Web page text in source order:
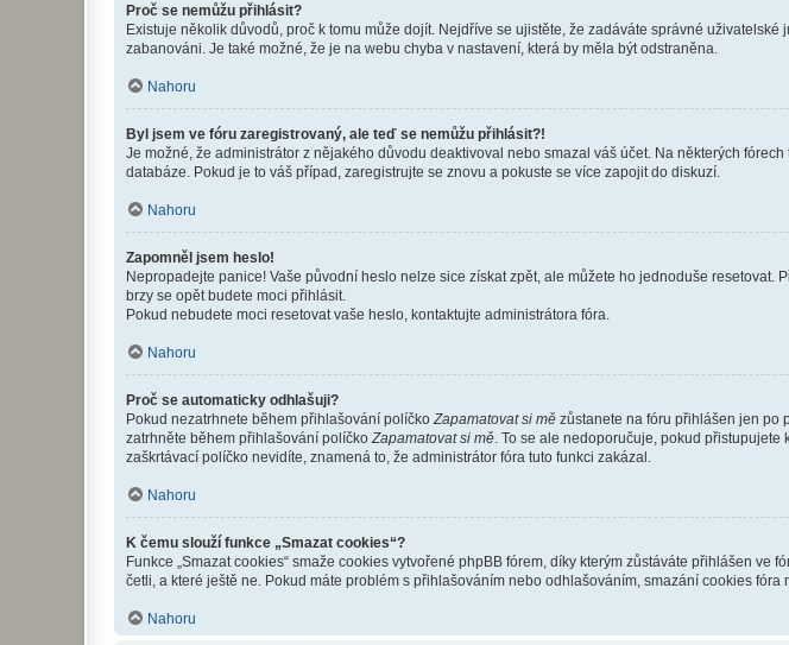
Proč se nemůžu přihlásit?
Existuje několik důvodů, proč k tomu může dojít. Nejdříve se ujistěte, že zadáváte správné
zabanováni. Je také možné, že je na webu chyba v nastavení, která by měla být odstraněna.
Nahoru
Byl jsem ve fóru zaregistrovaný, ale teď se nemůžu přihlásit?!
Je možné, že administrátor z nějakého důvodu deaktivoval nebo smazal váš účet. Na některých
databáze. Pokud je to váš případ, zaregistrujte se znovu a pokuste se více zapojit do diskuzí.
Nahoru
Zapomněl jsem heslo!
Nepropadejte panice! Vaše původní heslo nelze sice získat zpět, ale můžete ho jednoduše resetovat.
brzy se opět budete moci přihlásit.
Pokud nebudete moci resetovat vaše heslo, kontaktujte administrátora fóra.
Nahoru
Proč se automaticky odhlašuji?
Pokud nezatrhnete během přihlašování políčko Zapamatovat si mě zůstanete na fóru přihlášen jen po
zatrhněte během přihlašování políčko Zapamatovat si mě . To se ale nedoporučuje, pokud
zaškrtávací políčko nevidíte, znamená to, že administrátor fóra tuto funkci zakázal.
Nahoru
K čemu slouží funkce „Smazat cookies“?
Funkce „Smazat cookies“ smaže cookies vytvořené phpBB fórem, díky kterým zůstáváte přihlášen
četli, a které ještě ne. Pokud máte problém s přihlašováním nebo odhlašováním, smazání cookies fóra
Nahoru